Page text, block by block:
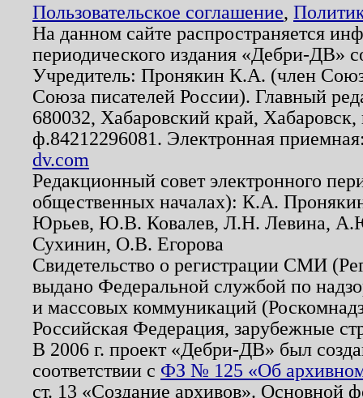
Пользовательское соглашение,
На данном сайте распространяется
периодического издания «Дебри-ДВ»
Учредитель: Пронякин К.А. (член
Союза писателей России). Главный
680032, Хабаровский край,
ф.84212296081. Электронная
dv.com
Редакционный совет электронного
общественных началах): К.А.
Юрьев, Ю.В. Ковалев, Л.Н. Левина,
Сухинин, О.В. Егорова
Свидетельство о регистрации СМИ
выдано Федеральной службой по
и массовых коммуникаций
Российская Федерация, зарубежные
В 2006 г. проект «Дебри-ДВ» был
соответствии с ФЗ № 125 «Об
ст. 13 «Создание архивов». Основной